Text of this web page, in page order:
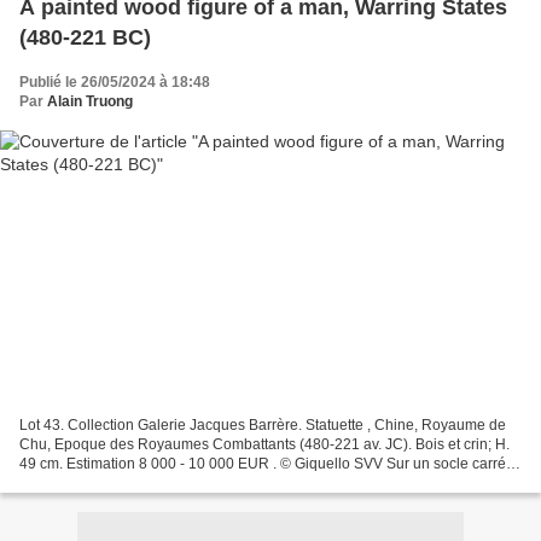
A painted wood figure of a man, Warring States
(480-221 BC)
Publié le 26/05/2024 à 18:48
Par Alain Truong
Lot 43. Collection Galerie Jacques Barrère. Statuette , Chine, Royaume de
Chu, Epoque des Royaumes Combattants (480-221 av. JC). Bois et crin; H.
49 cm. Estimation 8 000 - 10 000 EUR . © Giquello SVV Sur un socle carré